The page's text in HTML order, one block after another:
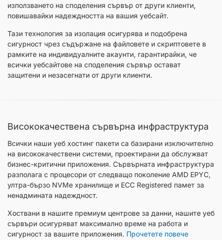
използването на споделения сървър от други клиенти,
повишавайки надеждността на вашия уебсайт.
Тази технология за изолация осигурява и подобрена
сигурност чрез съдържане на файловете и скриптовете в
рамките на индивидуалните акаунти, гарантирайки, че
всички уебсайтове на споделения сървър остават
защитени и незасегнати от други клиенти.
Висококачествена сървърна инфраструктура
Всички наши уеб хостинг пакети са базирани изключително
на висококачествени системи, проектирани да обслужват
бизнес-критични приложения. Сървърната инфраструктура
разполага с процесори от следващо поколение AMD EPYC,
ултра-бързо NVMe хранилище и ECC Registered памет за
ненадмината надеждност.
Хоствани в нашите премиум центрове за данни, нашите уеб
сървъри осигуряват максимално време на работа и
сигурност за вашите приложения. Прочетете повече